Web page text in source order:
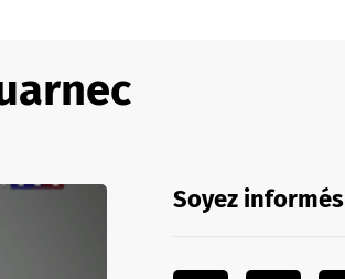
Soyez informés